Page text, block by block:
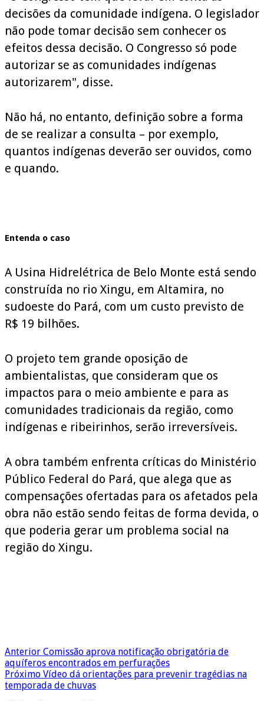
decisões da comunidade indígena. O legislador
não pode tomar decisão sem conhecer os
efeitos dessa decisão. O Congresso só pode
autorizar se as comunidades indígenas
autorizarem", disse.
Não há, no entanto, definição sobre a forma
de se realizar a consulta – por exemplo,
quantos indígenas deverão ser ouvidos, como
e quando.
Entenda o caso
A Usina Hidrelétrica de Belo Monte está sendo
construída no rio Xingu, em Altamira, no
sudoeste do Pará, com um custo previsto de
R$ 19 bilhões.
O projeto tem grande oposição de
ambientalistas, que consideram que os
impactos para o meio ambiente e para as
comunidades tradicionais da região, como
indígenas e ribeirinhos, serão irreversíveis.
A obra também enfrenta críticas do Ministério
Público Federal do Pará, que alega que as
compensações ofertadas para os afetados pela
obra não estão sendo feitas de forma devida, o
que poderia gerar um problema social na
região do Xingu.
Anterior Comissão aprova notificação obrigatória de
aquíferos encontrados em perfurações
Próximo Vídeo dá orientações para prevenir tragédias na
temporada de chuvas